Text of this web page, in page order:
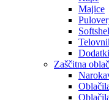
Majice
Dodatki
Zaščitna